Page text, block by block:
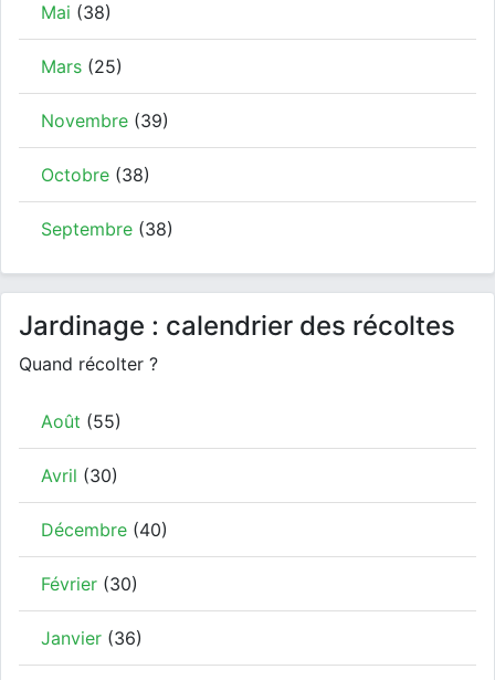
Mai (38)
Mars (25)
Novembre (39)
Octobre (38)
Septembre (38)
Jardinage : calendrier des récoltes
Quand récolter ?
Août (55)
Avril (30)
Décembre (40)
Février (30)
Janvier (36)